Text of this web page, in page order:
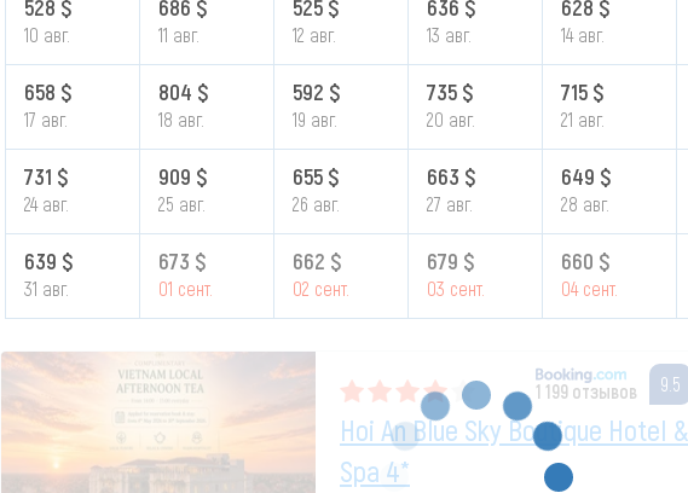
528 $
10 авг.
686 $
11 авг.
525 $
12 авг.
636 $
13 авг.
628 $
14 авг.
658 $
17 авг.
804 $
18 авг.
592 $
19 авг.
735 $
20 авг.
715 $
21 авг.
731 $
24 авг.
909 $
25 авг.
655 $
26 авг.
663 $
27 авг.
649 $
28 авг.
639 $
31 авг.
673 $
01 сент.
662 $
02 сент.
679 $
03 сент.
660 $
04 сент.
1 199 отзывов 9.5
Hoi An Blue Sky Boutique Hotel &
Spa 4*